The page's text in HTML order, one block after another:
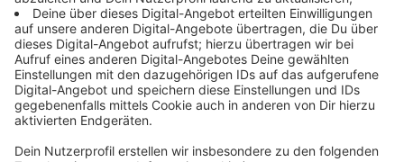
sogar ein paar Freudentränen - vor Erleichterung.
Könnt ihr euch nochmal anschauen!
Anzeige